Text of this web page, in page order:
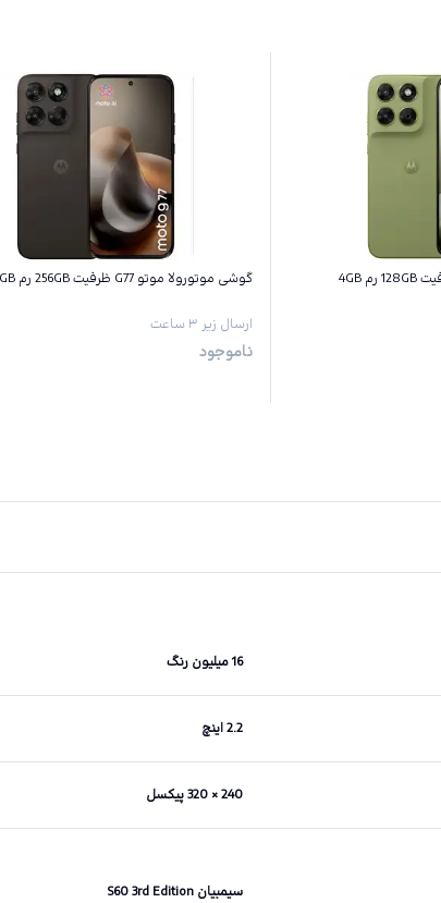
گوشی موتورولا موتو G77 ظرفیت 256GB رم 8GB
ارسال زیر ۳ ساعت
ناموجود
16 میلیون رنگ
2.2 اینچ
240 × 320 پیکسل
سیمبیان S60 3rd Edition